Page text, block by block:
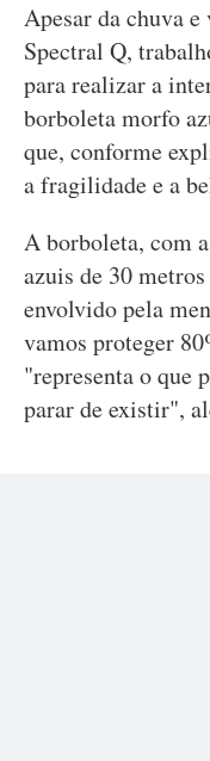
Apesar da chuva
Spectral Q,
para realizar a
borboleta morfo
que, conforme
a fragilidade e a
A borboleta, com
azuis de 30
envolvido pela
vamos proteger
"representa o que
parar de existir",